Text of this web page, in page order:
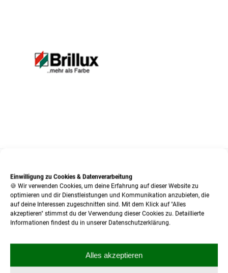
Einwilligung zu Cookies & Datenverarbeitung
🍪 Wir verwenden Cookies, um deine Erfahrung auf dieser Website zu
optimieren und dir Dienstleistungen und Kommunikation anzubieten, die
auf deine Interessen zugeschnitten sind. Mit dem Klick auf "Alles
akzeptieren" stimmst du der Verwendung dieser Cookies zu. Detaillierte
Informationen findest du in unserer Datenschutzerklärung.
Alles akzeptieren
SO KÖNNEN SIE KONTAKT MIT UNS AUFNEHMEN:
Tel.: 02 03 / 55 33 33
Fax:02 03 / 56 06 66
E-Mail: service@teppichhalle-bleckmann.de